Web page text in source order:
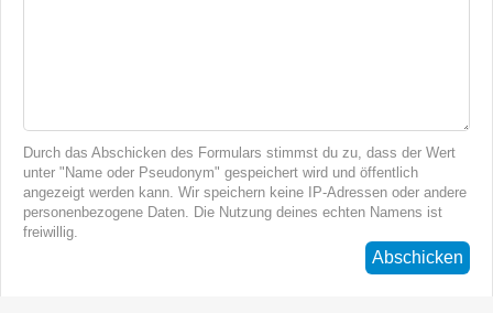
Durch das Abschicken des Formulars stimmst du zu, dass der Wert
unter "Name oder Pseudonym" gespeichert wird und öffentlich
angezeigt werden kann. Wir speichern keine IP-Adressen oder andere
personenbezogene Daten. Die Nutzung deines echten Namens ist
freiwillig.
Abschicken